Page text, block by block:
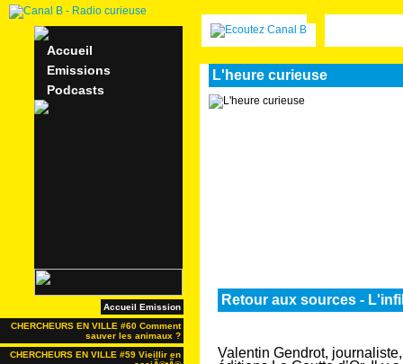
Accueil
Emissions
Podcasts
Accueil Emission
CHERCHEURS EN VILLE #60 Comment
sauver les animaux ?
CHERCHEURS EN VILLE #59 Vieillir en
L'heure curieuse
Retour aux sources -
Valentin Gendrot,